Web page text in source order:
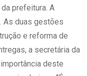
prefeitura. A
As duas gestões
e reforma de
a secretária da
deste